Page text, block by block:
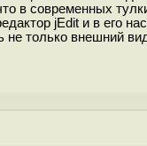
современных
jEdit и в его
только внешний